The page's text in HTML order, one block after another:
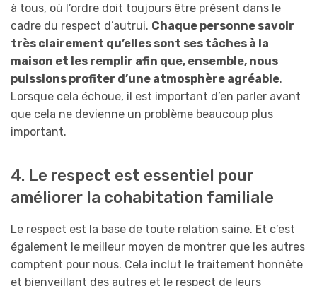
à tous, où l’ordre doit toujours être présent dans le
cadre du respect d’autrui. Chaque personne savoir
très clairement qu’elles sont ses tâches à la
maison et les remplir afin que, ensemble, nous
puissions profiter d’une atmosphère agréable.
Lorsque cela échoue, il est important d’en parler avant
que cela ne devienne un problème beaucoup plus
important.
4. Le respect est essentiel pour
améliorer la cohabitation familiale
Le respect est la base de toute relation saine. Et c’est
également le meilleur moyen de montrer que les autres
comptent pour nous. Cela inclut le traitement honnête
et bienveillant des autres et le respect de leurs